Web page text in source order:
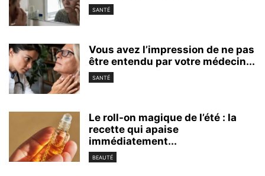
SANTÉ
Vous avez l’impression de ne pas
être entendu par votre médecin...
SANTÉ
Le roll-on magique de l’été : la
recette qui apaise
immédiatement...
BEAUTÉ